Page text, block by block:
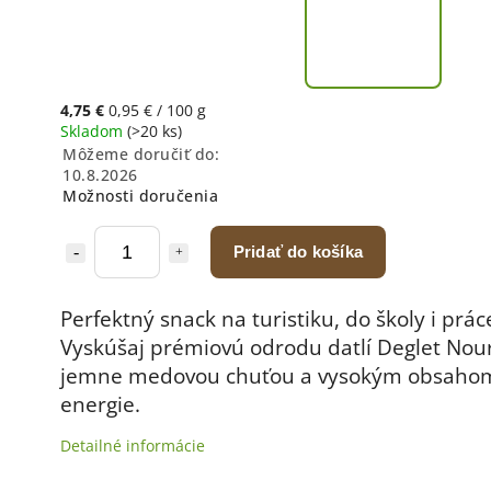
4,75 € 0,95 € / 100 g
Skladom (>20 ks)
Môžeme doručiť do:
10.8.2026
Možnosti doručenia
Pridať do košíka
Perfektný snack na turistiku, do školy i
Vyskúšaj prémiovú odrodu datlí Deglet
jemne medovou chuťou a vysokým
energie.
Detailné informácie